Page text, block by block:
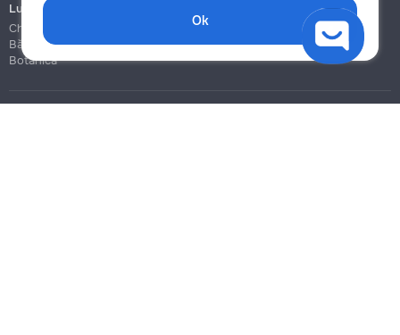
Ok
Lucrări de construcție și instalare
Chișinău
Bălți
Botanica